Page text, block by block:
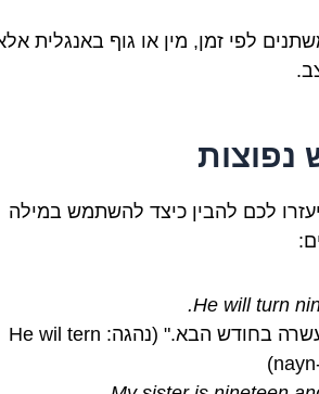
לפי זמן, מין או גוף באנגלית
נפוצות
לכם להבין כיצד להשתמש במילה
He will turn
"הוא יהיה בן תשע עשרה בחודש הבא." (נהגה: He wil tern